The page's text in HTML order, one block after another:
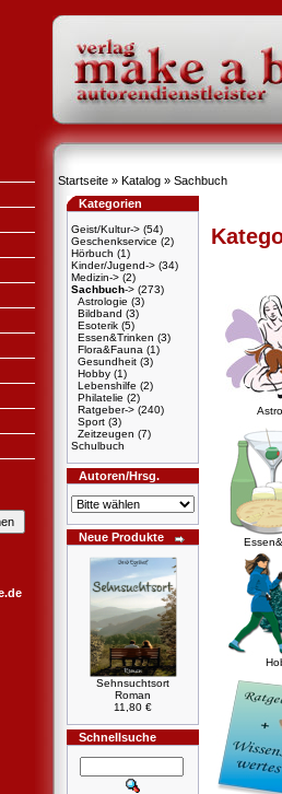
Startseite » Katalog » Sachbuch
Kategorien
Geist/Kultur-> (54)
Geschenkservice (2)
Hörbuch (1)
Kinder/Jugend-> (34)
Medizin-> (2)
Sachbuch-> (273)
Astrologie (3)
Bildband (3)
Esoterik (5)
Essen&Trinken (3)
Flora&Fauna (1)
Gesundheit (3)
Hobby (1)
Lebenshilfe (2)
Philatelie (2)
Ratgeber-> (240)
Sport (3)
Zeitzeugen (7)
Schulbuch
Autoren/Hrsg.
Neue Produkte
Sehnsuchtsort
Roman
11,80 €
Schnellsuche